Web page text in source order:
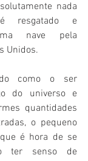
nada
resgatado e
nave pela
Unidos.
como o ser
do universo e
quantidades
o pequeno
é hora de se
ter senso de